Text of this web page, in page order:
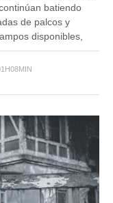
batiendo
de palcos y
disponibles,